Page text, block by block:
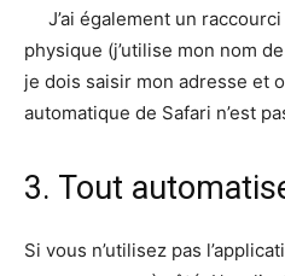
J’ai également un
physique (j’utilise mon nom
je dois saisir mon adresse et
automatique de Safari n’est
3. Tout
Si vous n’utilisez pas